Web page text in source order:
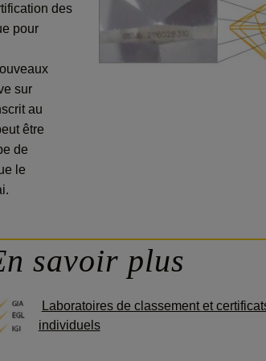
des
pour
sur
au
être
de
le
savoir plus
Laboratoires de classementet
individuels